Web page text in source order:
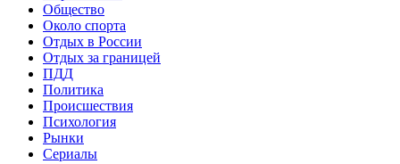
Общество
Около спорта
Отдых в России
Отдых за границей
ПДД
Политика
Происшествия
Психология
Рынки
Сериалы